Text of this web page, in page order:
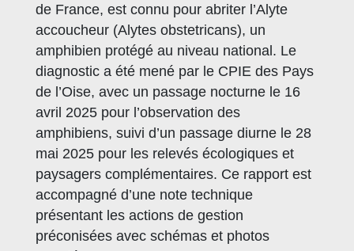
de France, est connu pour abriter l’Alyte
accoucheur (Alytes obstetricans), un
amphibien protégé au niveau national. Le
diagnostic a été mené par le CPIE des Pays
de l’Oise, avec un passage nocturne le 16
avril 2025 pour l’observation des
amphibiens, suivi d’un passage diurne le 28
mai 2025 pour les relevés écologiques et
paysagers complémentaires. Ce rapport est
accompagné d’une note technique
présentant les actions de gestion
préconisées avec schémas et photos